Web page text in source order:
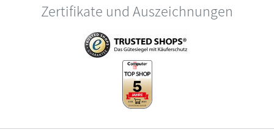
Zertifikate und Auszeichnungen